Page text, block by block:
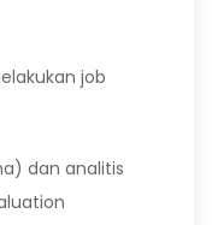
job
dan analitis